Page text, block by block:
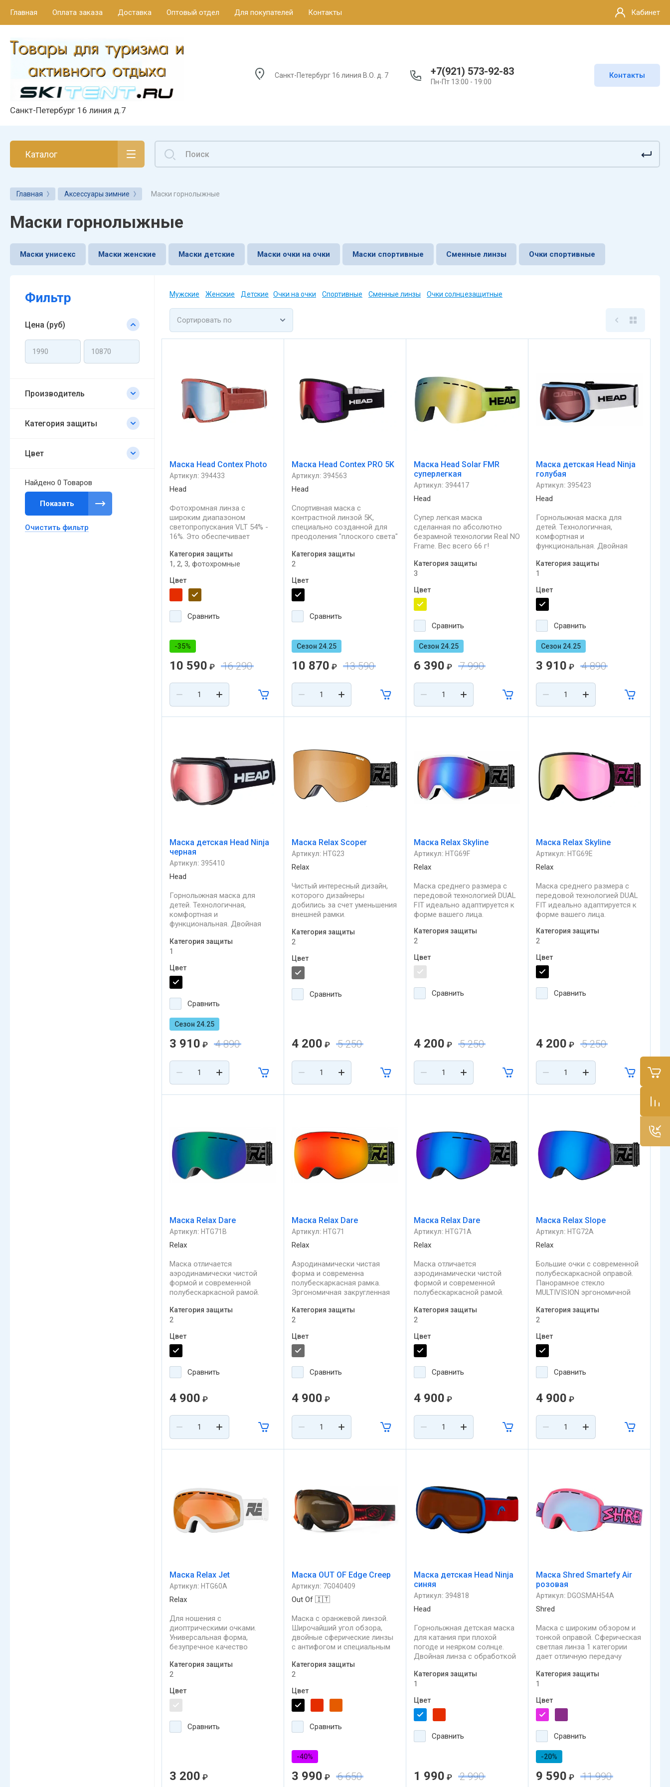
Главная Оплата заказа Доставка Оптовый отдел Для покупателей Контакты Кабинет
Санкт-Петербург 16 линия д.7
Санкт-Петербург 16 линия В.О. д. 7 +7(921) 573-92-83
Пн-Пт 13:00 - 19:00
Контакты
Каталог
Главная Аксессуары зимние Маски горнолыжные
Маски горнолыжные
Маски унисекс Маски женские Маски детские Маски очки на очки Маски спортивные Сменные линзы Очки спортивные
Фильтр
Цена (руб)
Производитель
Категория защиты
Цвет
Найдено 0 Товаров
Показать
Очистить фильтр
Мужские Женские Детские Очки на очки Спортивные Сменные линзы Очки солнцезащитные
Сортировать по
Маска Head Contex Photo
Артикул: 394433
Head
Фотохромная линза с
широким диапазоном
светопропускания VLT 54% -
16%. Это обеспечивает
использования при любой
погоде: фотохромная линза
интенсивности солнечного
света меняет
светопропускающую
способность. Широкий обзор
и эргономичная торическая
Категория защиты
1, 2, 3, фотохромные
Цвет
Сравнить
-35%
10 590 ₽ 16 290
Маска Head Contex PRO 5K
Артикул: 394563
Head
Спортивная маска с
контрастной линзой 5K,
специально созданной для
преодоления "плоского света"
Обширнейшая зона
минимальный вес и хорошая
совместимость со
спортивными шлемами.
Категория защиты
2
Цвет
Сравнить
Сезон 24.25
10 870 ₽ 13 590
Маска Head Solar FMR
суперлегкая
Артикул: 394417
Head
Супер легкая маска
сделанная по абсолютно
безрамной технологии Real NO
Frame. Вес всего 66 г!
области оптики эта маска
получила премию
выставки ISPO в Мюнхене.
Категория защиты
3
Цвет
Сравнить
Сезон 24.25
6 390 ₽ 7 990
Маска детская Head Ninja
голубая
Артикул: 395423
Head
Горнолыжная маска для
детей. Технологичная,
комфортная и
функциональная. Двойная
категории с обработкой
антифогом, защита от
совместимость со шлемом и
хороший обзор.
Категория защиты
1
Цвет
Сравнить
Сезон 24.25
3 910 ₽ 4 890
Маска детская Head Ninja
черная
Артикул: 395410
Head
Горнолыжная маска для
детей. Технологичная,
комфортная и
функциональная. Двойная
категории с обработкой
антифогом, защита от
совместимость со шлемом и
хороший обзор.
Категория защиты
1
Цвет
Сравнить
Сезон 24.25
3 910 ₽ 4 890
Маска Relax Scoper
Артикул: HTG23
Relax
Чистый интересный дизайн,
которого дизайнеры
добились за счет уменьшения
внешней рамки.
значительно более широкое
поле зрения, благодаря чему
обзор.
Категория защиты
2
Цвет
Сравнить
4 200 ₽ 5 250
Маска Relax Skyline
Артикул: HTG69F
Relax
Маска среднего размера с
передовой технологией DUAL
FIT идеально адаптируется к
форме вашего лица.
Категория защиты
2
Цвет
Сравнить
4 200 ₽ 5 250
Маска Relax Skyline
Артикул: HTG69E
Relax
Маска среднего размера с
передовой технологией DUAL
FIT идеально адаптируется к
форме вашего лица.
Категория защиты
2
Цвет
Сравнить
4 200 ₽ 5 250
Маска Relax Dare
Артикул: HTG71B
Relax
Маска отличается
аэродинамически чистой
формой и современной
полубескаркасной рамой.
рамка очков образует единое
целое с лицом. Несравненно
Обеспечивает максимальное
периферийное зрение.
Категория защиты
2
Цвет
Сравнить
4 900 ₽
Маска Relax Dare
Артикул: HTG71
Relax
Аэродинамически чистая
форма и современна
полубескаркасная рамка.
Эргономичная закругленная
целое с лицом. Несравненно
широкое поле обзора.
зрение.
Категория защиты
2
Цвет
Сравнить
4 900 ₽
Маска Relax Dare
Артикул: HTG71A
Relax
Маска отличается
аэродинамически чистой
формой и современной
полубескаркасной рамой.
рамка очков образует единое
целое с лицом. Несравненно
Обеспечивает максимальное
периферийное зрение.
Категория защиты
2
Цвет
Сравнить
4 900 ₽
Маска Relax Slope
Артикул: HTG72A
Relax
Большие очки с современной
полубескаркасной оправой.
Панорамное стекло
MULTIVISION эргономичной
отличный обзор по бокам.
Двойные
SiDV,изготовлены из прочного
поликарбоната и оснащены
оптической корреляцией,
которая обостряет зрение и
улучшает восприятие
Категория защиты
2
Цвет
Сравнить
4 900 ₽
Маска Relax Jet
Артикул: HTG60A
Relax
Для ношения с
диоптрическими очками.
Универсальная форма,
безупречное качество
внешний вид.
Категория защиты
2
Цвет
Сравнить
3 200 ₽
Маска OUT OF Edge Creep
Артикул: 7G040409
Out Of 🇮🇹
Маска с оранжевой линзой.
Широчайший угол обзора,
двойные сферические линзы
с антифогом и специальным
защита от ультрафиолета.
Категория защиты
2
Цвет
Сравнить
-40%
3 990 ₽ 6 650
Маска детская Head Ninja
синяя
Артикул: 394818
Head
Горнолыжная детская маска
для катания при плохой
погоде и неярком солнце.
Двойная линза с обработкой
комфортный уплотнитель и
хороший обзор.
Категория защиты
1
Цвет
Сравнить
1 990 ₽ 2 990
Маска Shred Smartefy Air
розовая
Артикул: DGOSMAH54A
Shred
Маска с широким обзором и
тонкой оправой. Сферическая
светлая линза 1 категории
дает отличную передачу
работает в облачность и
плохую погоду, в темное
искусственном освещении.
Светопропускание 48%.
Категория защиты
1
Цвет
Сравнить
-20%
9 590 ₽ 11 990